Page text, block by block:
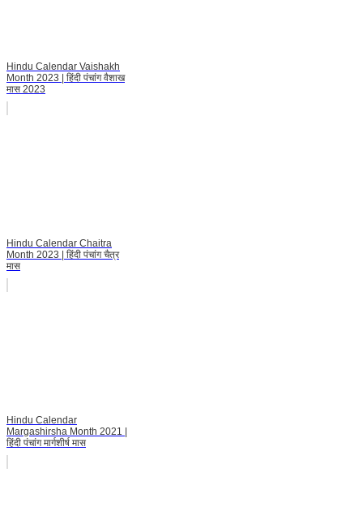
Hindu Calendar Vaishakh
Month 2023 | हिंदी पंचांग वैशाख
मास 2023
Hindu Calendar Chaitra
Month 2023 | हिंदी पंचांग चैत्र
मास
Hindu Calendar
Margashirsha Month 2021 |
हिंदी पंचांग मार्गशीर्ष मास